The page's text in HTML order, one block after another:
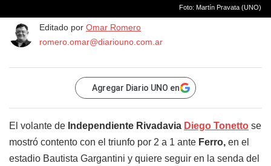
Foto: Martín Pravata (UNO)
Editado por Omar Romero
romero.omar@diariouno.com.ar
Agregar Diario UNO en
El volante de Independiente Rivadavia Diego Tonetto se
mostró contento con el triunfo por 2 a 1 ante Ferro, en el
estadio Bautista Gargantini y quiere seguir en la senda del